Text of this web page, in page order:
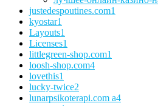
justedespoutines.com1
kyostar1
Layouts1
Licenses1
littlegreen-shop.com1
loosh-shop.com4
lovethis1
lucky-twice2
lunarpsikoterapi.com a4